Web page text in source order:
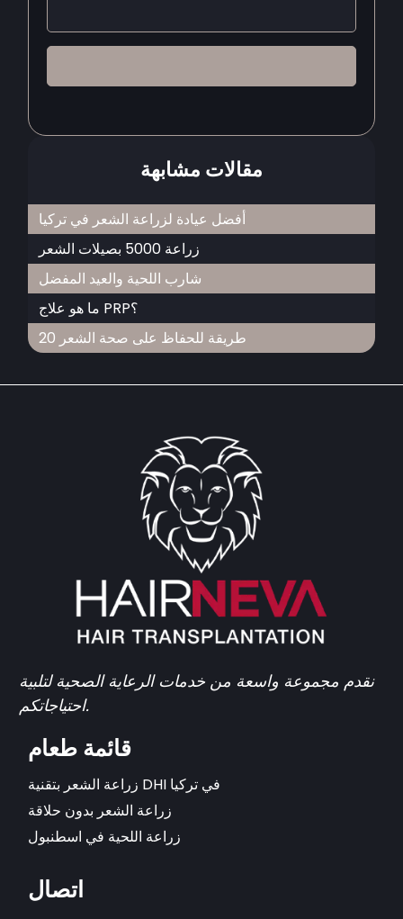
مقالات مشابهة
أفضل عيادة لزراعة الشعر في تركيا
زراعة 5000 بصيلات الشعر
شارب اللحية والعيد المفضل
ما هو علاج PRP؟
20 طريقة للحفاظ على صحة الشعر
نقدم مجموعة واسعة من خدمات الرعاية الصحية لتلبية
احتياجاتكم.
قائمة طعام
زراعة الشعر بتقنية DHI في تركيا
زراعة الشعر بدون حلاقة
زراعة اللحية في اسطنبول
اتصال